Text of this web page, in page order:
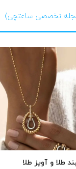
(مجله تخصصی ساعتچی)
طلا و آویز طلا